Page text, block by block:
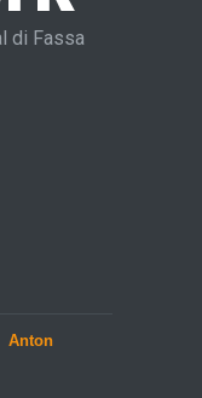
di Fassa
Anton